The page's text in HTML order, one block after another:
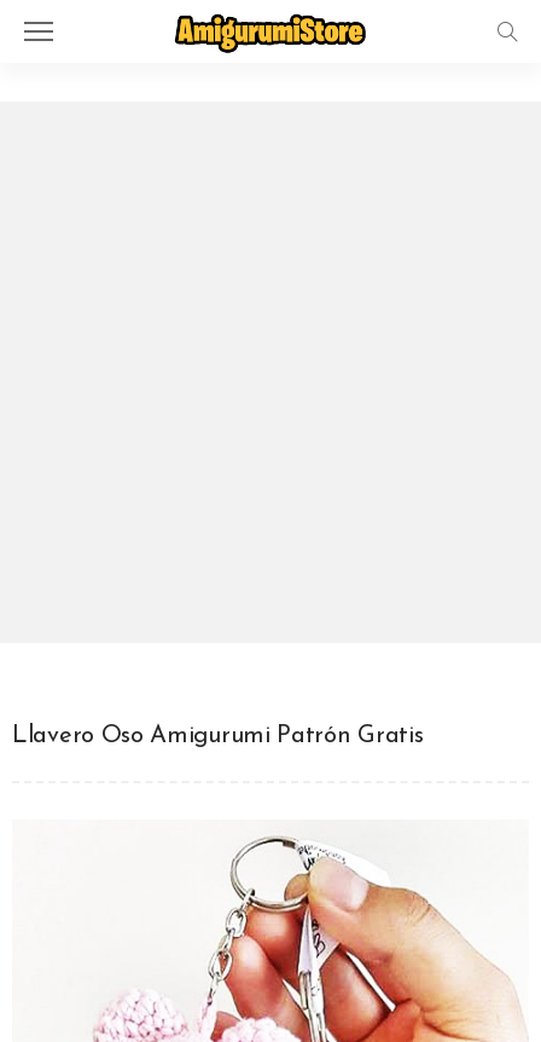
Llavero Oso Amigurumi Patrón Gratis